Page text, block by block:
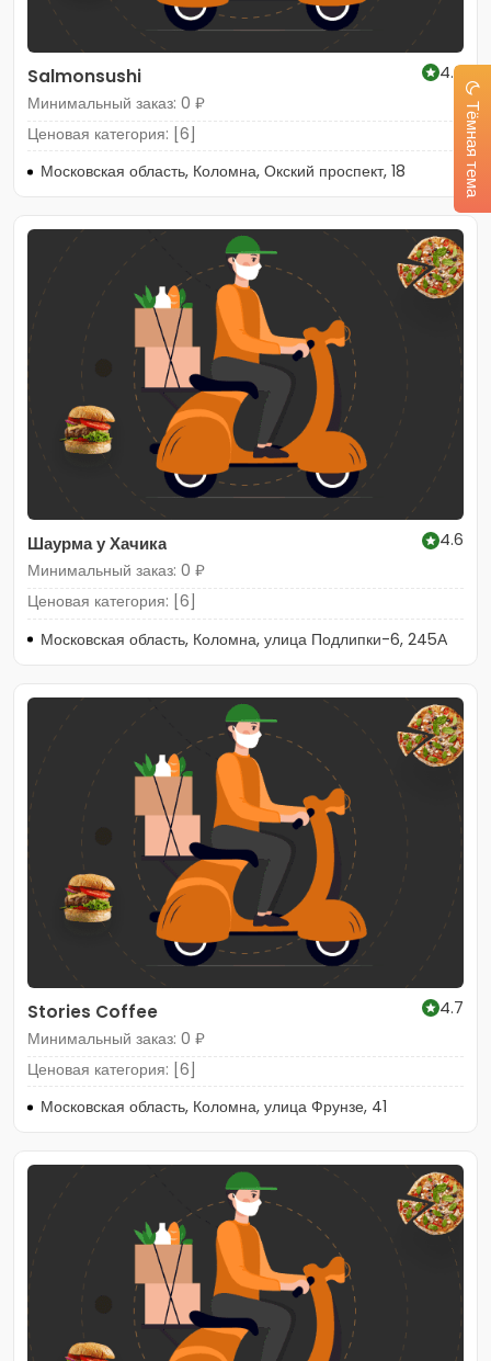
Salmonsushi
4.6
Минимальный заказ: 0 ₽
Ценовая категория: [6]
Московская область, Коломна, Окский проспект, 18
Шаурма у Хачика
4.6
Минимальный заказ: 0 ₽
Ценовая категория: [6]
Московская область, Коломна, улица Подлипки-6, 245А
Stories Coffee
4.7
Минимальный заказ: 0 ₽
Ценовая категория: [6]
Московская область, Коломна, улица Фрунзе, 41
Тёмная тема